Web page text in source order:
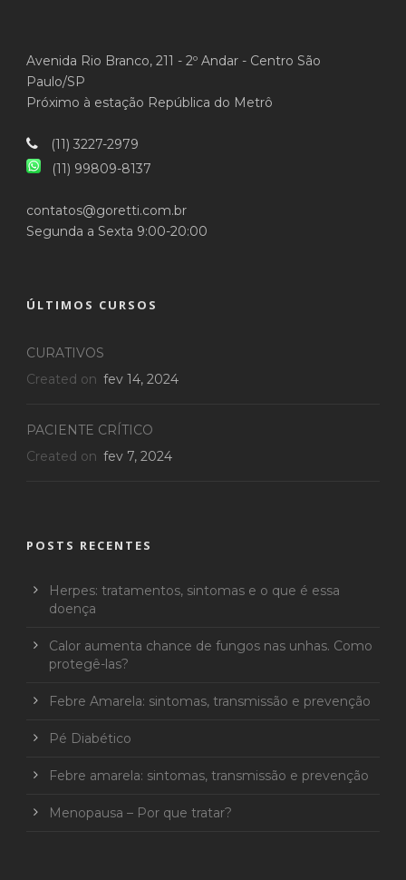
Avenida Rio Branco, 211 - 2º Andar - Centro São
Paulo/SP
Próximo à estação República do Metrô
(11) 3227-2979
(11) 99809-8137
contatos@goretti.com.br
Segunda a Sexta 9:00-20:00
ÚLTIMOS CURSOS
CURATIVOS
Created on fev 14, 2024
PACIENTE CRÍTICO
Created on fev 7, 2024
POSTS RECENTES
Herpes: tratamentos, sintomas e o que é essa
doença
Calor aumenta chance de fungos nas unhas. Como
protegê-las?
Febre Amarela: sintomas, transmissão e prevenção
Pé Diabético
Febre amarela: sintomas, transmissão e prevenção
Menopausa – Por que tratar?